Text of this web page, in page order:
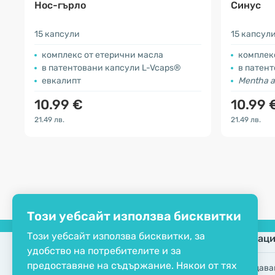
Този уебсайт използва бисквитки
Този уебсайт използва бисквитки, за
удобство на потребителите и за
предоставяне на съдържание. Някои от тях
Нос-гърло
15 капсули
комплекс от етерични масла
в патентовани капсули L-Vcaps®
евкалипт
10.99 €
21.49 лв.
Синус
15
в
Mentha
10.99
21.49 лв.
Компания
ЕКО сертификат Често